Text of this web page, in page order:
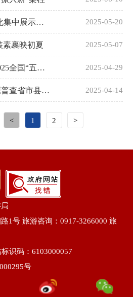
《印象·大周》周文化集中展示活动启动 2025-05-20
素裹映初夏 2025-05-07
宝鸡一赏花点入选2025全国“五一”踏青赏花旅游路线 2025-04-29
宝鸡市召开文旅资源普查省市县三级联审会 2025-04-14
< 1 2 >
1号 旅游咨询：0917-3266000 旅
标识码：6103000057
号